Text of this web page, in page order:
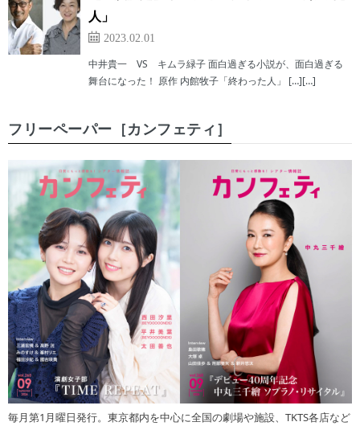
人」
2023.02.01
中井貴一 VS キムラ緑子 面白過ぎる小説が、面白過ぎる
舞台になった！ 原作 内館牧子「終わった人」 […][…]
フリーペーパー［カンフェティ］
毎月第1月曜日発行。東京都内を中心に全国の劇場や施設、TKTS各店など